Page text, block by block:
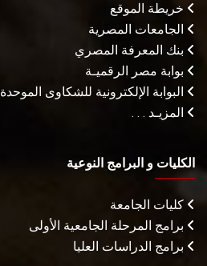
خريطة الموقع
الجامعات المصرية
بنك المعرفة المصري
بوابة مصر الرقميـة
البوابة الإلكترونية للشكاوى الموحدة
المزيـد . . .
الكليات و البرامج النوعية
كليات الجامعة
برامج المرحلة الجامعية الأولى
برامج الدراسات العليا